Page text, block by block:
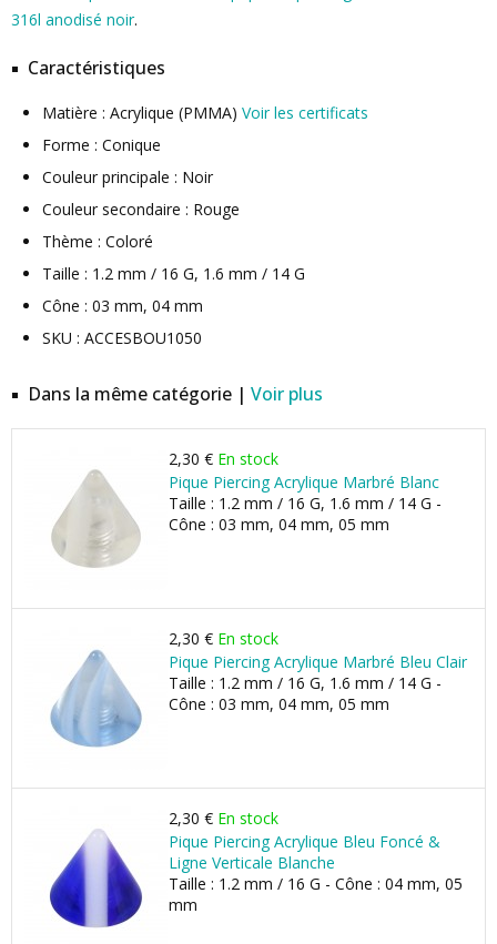
316l anodisé noir.
Caractéristiques
Matière : Acrylique (PMMA) Voir les certificats
Forme : Conique
Couleur principale : Noir
Couleur secondaire : Rouge
Thème : Coloré
Taille : 1.2 mm / 16 G, 1.6 mm / 14 G
Cône : 03 mm, 04 mm
SKU : ACCESBOU1050
Dans la même catégorie | Voir plus
2,30 € En stock
Pique Piercing Acrylique Marbré Blanc
Taille : 1.2 mm / 16 G, 1.6 mm / 14 G -
Cône : 03 mm, 04 mm, 05 mm
2,30 € En stock
Pique Piercing Acrylique Marbré Bleu Clair
Taille : 1.2 mm / 16 G, 1.6 mm / 14 G -
Cône : 03 mm, 04 mm, 05 mm
2,30 € En stock
Pique Piercing Acrylique Bleu Foncé &
Ligne Verticale Blanche
Taille : 1.2 mm / 16 G - Cône : 04 mm, 05
mm